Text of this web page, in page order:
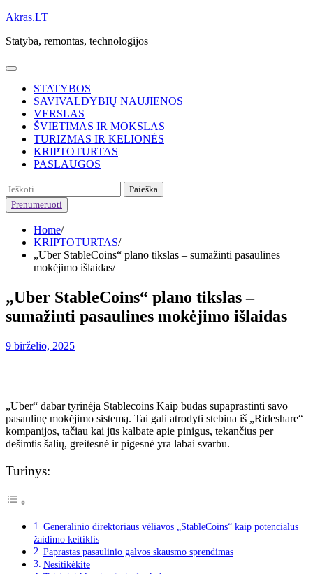
Skip
content
Akras.LT
Statyba, remontas, technologijos
STATYBOS
SAVIVALDYBIŲ NAUJIENOS
VERSLAS
ŠVIETIMAS IR MOKSLAS
TURIZMAS IR KELIONĖS
KRIPTOTURTAS
PASLAUGOS
Ieškoti:
Prenumeruoti
Home
KRIPTOTURTAS
„Uber StableCoins“ plano tikslas – sumažinti pasaulines
mokėjimo išlaidas
„Uber StableCoins“ plano tikslas –
sumažinti pasaulines mokėjimo išlaidas
9 birželio, 2025
„Uber“ dabar tyrinėja Stablecoins Kaip būdas supaprastinti savo
pasaulinę mokėjimo sistemą. Tai gali atrodyti stebina iš „Rideshare“
kompanijos, tačiau kai jūs kalbate apie pinigus, tekančius per
dešimtis šalių, greitesnė ir pigesnė yra labai svarbu.
Turinys:
Generalinio direktoriaus vėliavos „StableCoins“ kaip potencialus
žaidimo keitiklis
Paprastas pasaulinio galvos skausmo sprendimas
Nesitikėkite